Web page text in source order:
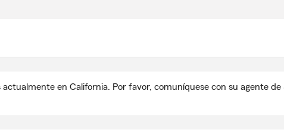
en California. Por favor, comuníquese con su agente